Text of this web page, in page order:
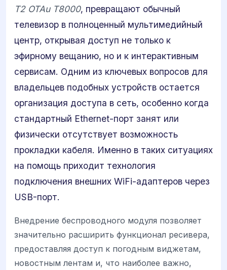
T2 OTAu T8000, превращают обычный
телевизор в полноценный мультимедийный
центр, открывая доступ не только к
эфирному вещанию, но и к интерактивным
сервисам. Одним из ключевых вопросов для
владельцев подобных устройств остается
организация доступа в сеть, особенно когда
стандартный Ethernet-порт занят или
физически отсутствует возможность
прокладки кабеля. Именно в таких ситуациях
на помощь приходит технология
подключения внешних WiFi-адаптеров через
USB-порт.
Внедрение беспроводного модуля позволяет
значительно расширить функционал ресивера,
предоставляя доступ к погодным виджетам,
новостным лентам и, что наиболее важно,